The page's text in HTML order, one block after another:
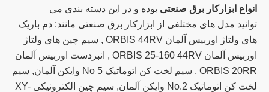
انواع ابزارکار برق صنعتی بوده و در این دسته بندی می
توانید مدل های مختلفی از ابزارکار برق صنعتی مانند: دم باریک
های ولتاژ اوربیس آلمان ORBIS 44RV , سیم چین های ولتاژ
اوربیس آلمان ORBIS 25-160 44RV , انبردست اوربیس آلمان
ORBIS 20RR , سیم لخت کن اتوماتیک No 5 وایکن آلمان, سیم
لخت کن اتوماتیک No.2 وایکن آلمان, سیم چین الکترونیکی XY-